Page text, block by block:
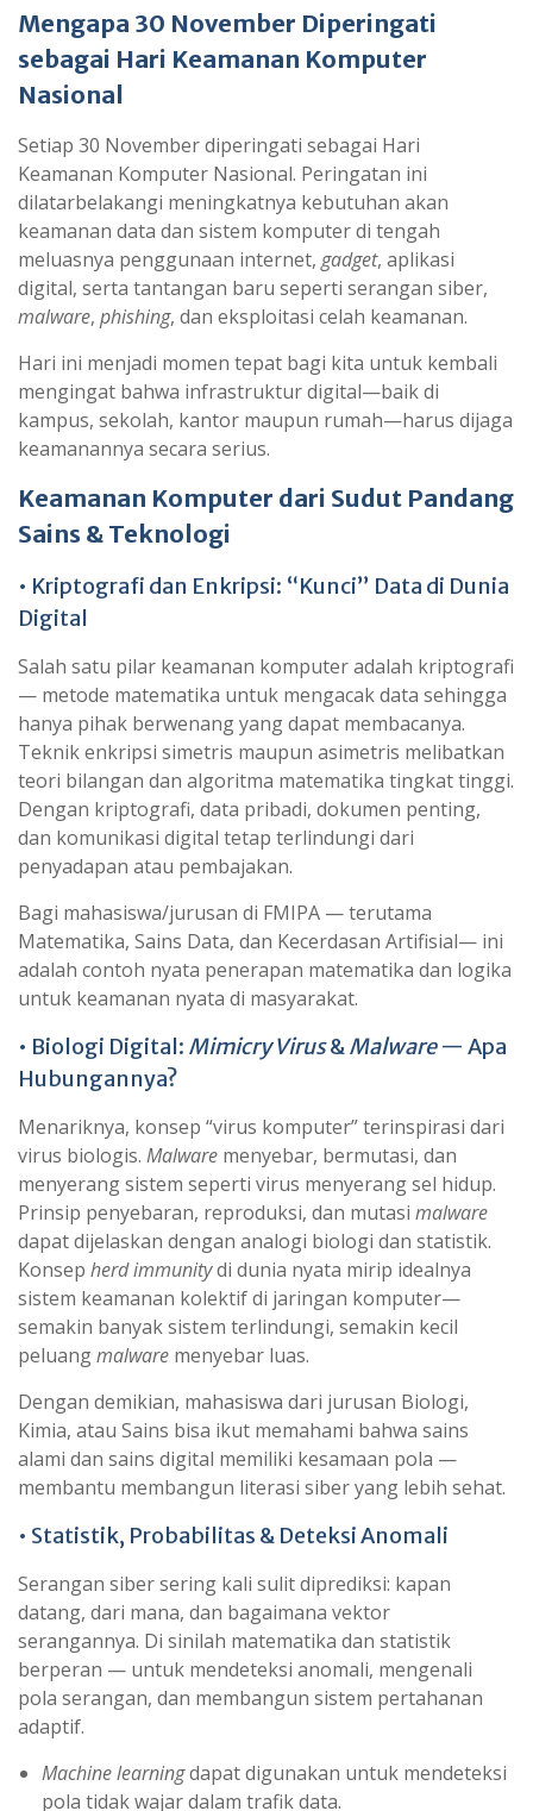
t
A
p
e
g
m
Mengapa 30 November Diperingati
sebagai Hari Keamanan Komputer
Nasional
Setiap 30 November diperingati sebagai Hari
Keamanan Komputer Nasional. Peringatan ini
dilatarbelakangi meningkatnya kebutuhan akan
keamanan data dan sistem komputer di tengah
meluasnya penggunaan internet, gadget, aplikasi
digital, serta tantangan baru seperti serangan siber,
malware, phishing, dan eksploitasi celah keamanan.
Hari ini menjadi momen tepat bagi kita untuk kembali
mengingat bahwa infrastruktur digital—baik di
kampus, sekolah, kantor maupun rumah—harus dijaga
keamanannya secara serius.
Keamanan Komputer dari Sudut Pandang
Sains & Teknologi
• Kriptografi dan Enkripsi: “Kunci” Data di Dunia
Digital
Salah satu pilar keamanan komputer adalah kriptografi
— metode matematika untuk mengacak data sehingga
hanya pihak berwenang yang dapat membacanya.
Teknik enkripsi simetris maupun asimetris melibatkan
teori bilangan dan algoritma matematika tingkat tinggi.
Dengan kriptografi, data pribadi, dokumen penting,
dan komunikasi digital tetap terlindungi dari
penyadapan atau pembajakan.
Bagi mahasiswa/jurusan di FMIPA — terutama
Matematika, Sains Data, dan Kecerdasan Artifisial— ini
adalah contoh nyata penerapan matematika dan logika
untuk keamanan nyata di masyarakat.
• Biologi Digital: Mimicry Virus&Malware— Apa
Hubungannya?
Menariknya, konsep “virus komputer” terinspirasi dari
virus biologis. Malware menyebar, bermutasi, dan
menyerang sistem seperti virus menyerang sel hidup.
Prinsip penyebaran, reproduksi, dan mutasi malware
dapat dijelaskan dengan analogi biologi dan statistik.
Konsep herd immunitydi dunia nyata mirip idealnya
sistem keamanan kolektif di jaringan komputer—
semakin banyak sistem terlindungi, semakin kecil
peluangmalware menyebar luas.
Dengan demikian, mahasiswa dari jurusan Biologi,
Kimia, atau Sains bisa ikut memahami bahwa sains
alami dan sains digital memiliki kesamaan pola —
membantu membangun literasi siber yang lebih sehat.
• Statistik, Probabilitas & Deteksi Anomali
Serangan siber sering kali sulit diprediksi: kapan
datang, dari mana, dan bagaimana vektor
serangannya. Di sinilah matematika dan statistik
berperan — untuk mendeteksi anomali, mengenali
pola serangan, dan membangun sistem pertahanan
adaptif.
Machine learningdapat digunakan untuk mendeteksi
pola tidak wajar dalam trafik data.